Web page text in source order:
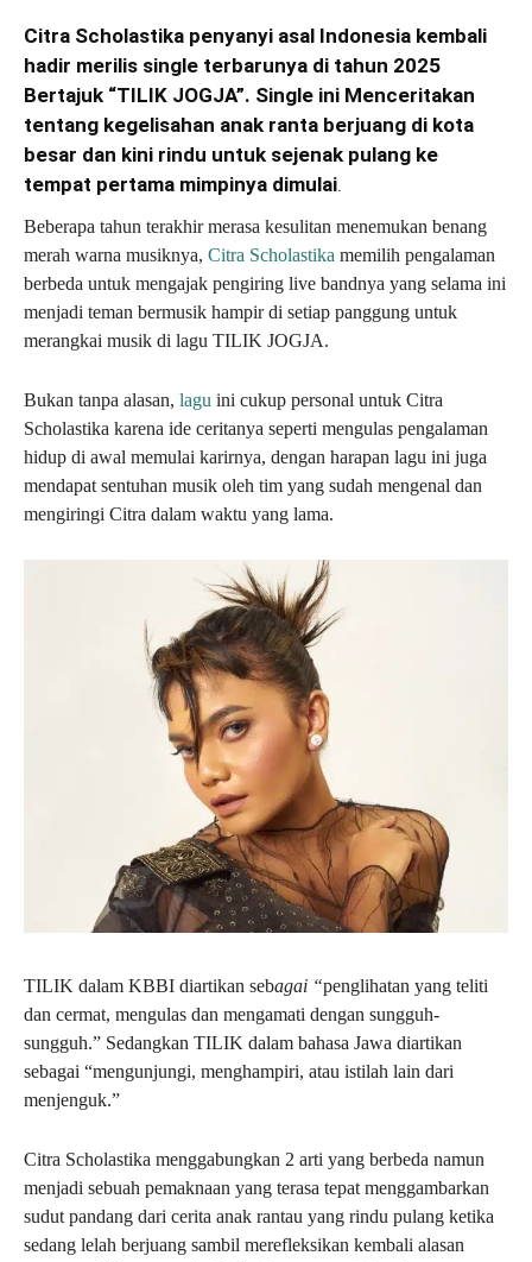
Citra Scholastika penyanyi asal Indonesia kembali
hadir merilis single terbarunya di tahun 2025
Bertajuk “TILIK JOGJA”. Single ini Menceritakan
tentang kegelisahan anak ranta berjuang di kota
besar dan kini rindu untuk sejenak pulang ke
tempat pertama mimpinya dimulai.
Beberapa tahun terakhir merasa kesulitan menemukan benang
merah warna musiknya, Citra Scholastika memilih pengalaman
berbeda untuk mengajak pengiring live bandnya yang selama ini
menjadi teman bermusik hampir di setiap panggung untuk
merangkai musik di lagu TILIK JOGJA.
Bukan tanpa alasan, lagu ini cukup personal untuk Citra
Scholastika karena ide ceritanya seperti mengulas pengalaman
hidup di awal memulai karirnya, dengan harapan lagu ini juga
mendapat sentuhan musik oleh tim yang sudah mengenal dan
mengiringi Citra dalam waktu yang lama.
TILIK dalam KBBI diartikan sebagai “penglihatan yang teliti
dan cermat, mengulas dan mengamati dengan sungguh-
sungguh.” Sedangkan TILIK dalam bahasa Jawa diartikan
sebagai “mengunjungi, menghampiri, atau istilah lain dari
menjenguk.”
Citra Scholastika menggabungkan 2 arti yang berbeda namun
menjadi sebuah pemaknaan yang terasa tepat menggambarkan
sudut pandang dari cerita anak rantau yang rindu pulang ketika
sedang lelah berjuang sambil merefleksikan kembali alasan